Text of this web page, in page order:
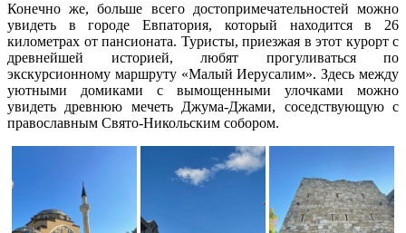
Конечно же, больше всего достопримечательностей можно
увидеть в городе Евпатория, который находится в 26
километрах от пансионата. Туристы, приезжая в этот курорт с
древнейшей историей, любят прогуливаться по
экскурсионному маршруту «Малый Иерусалим». Здесь между
уютными домиками с вымощенными улочками можно
увидеть древнюю мечеть Джума-Джами, соседствующую с
православным Свято-Никольским собором.